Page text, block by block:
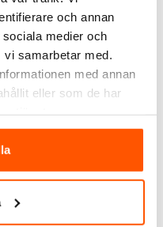
och annan
medier och
samarbetar med.
med annan
eller som de har